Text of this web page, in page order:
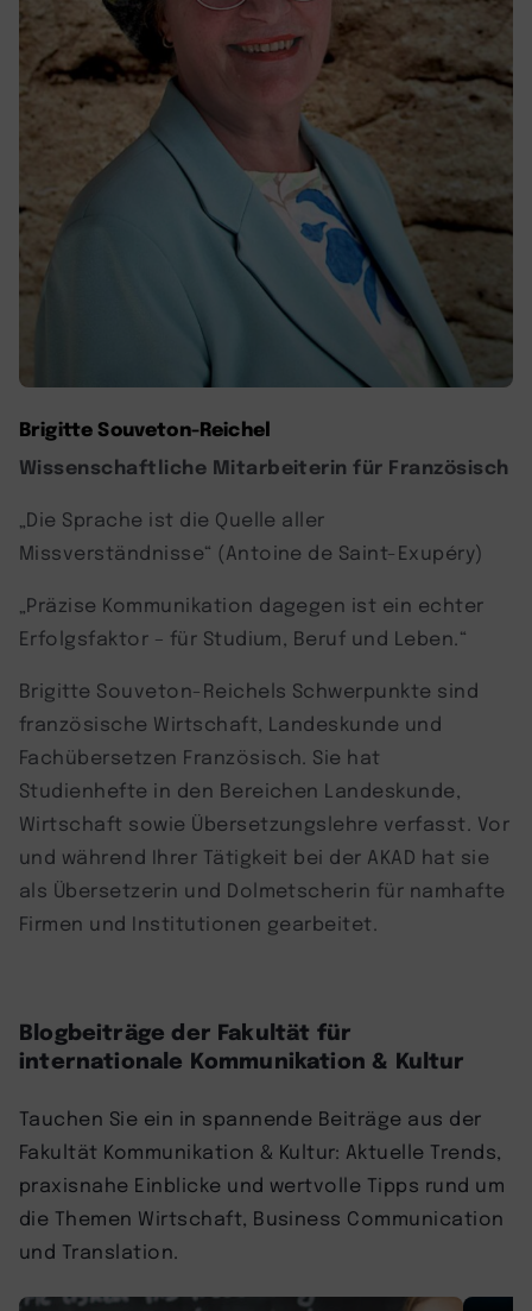
Brigitte Souveton-Reichel
Wissenschaftliche Mitarbeiterin für Französisch
„Die Sprache ist die Quelle aller
Missverständnisse“ (Antoine de Saint-Exupéry)
„Präzise Kommunikation dagegen ist ein echter
Erfolgsfaktor – für Studium, Beruf und Leben.“
Brigitte Souveton-Reichels Schwerpunkte sind
französische Wirtschaft, Landeskunde und
Fachübersetzen Französisch. Sie hat
Studienhefte in den Bereichen Landeskunde,
Wirtschaft sowie Übersetzungslehre verfasst. Vor
und während Ihrer Tätigkeit bei der AKAD hat sie
als Übersetzerin und Dolmetscherin für namhafte
Firmen und Institutionen gearbeitet.
Blogbeiträge der Fakultät für
internationale Kommunikation & Kultur
Tauchen Sie ein in spannende Beiträge aus der
Fakultät Kommunikation & Kultur: Aktuelle Trends,
praxisnahe Einblicke und wertvolle Tipps rund um
die Themen Wirtschaft, Business Communication
und Translation.